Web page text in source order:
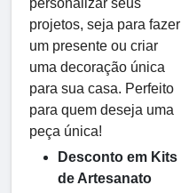
personalizar seus
projetos, seja para fazer
um presente ou criar
uma decoração única
para sua casa. Perfeito
para quem deseja uma
peça única!
Desconto em Kits
de Artesanato